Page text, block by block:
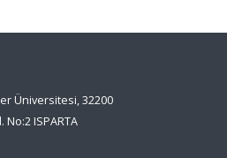
Üniversitesi, 32200
No:2 ISPARTA